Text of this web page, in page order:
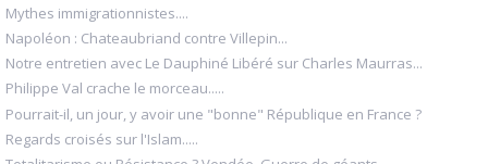
Mythes immigrationnistes....
Napoléon : Chateaubriand contre Villepin...
Notre entretien avec Le Dauphiné Libéré sur Charles Maurras...
Philippe Val crache le morceau.....
Pourrait-il, un jour, y avoir une "bonne" République en France ?
Regards croisés sur l'Islam.....